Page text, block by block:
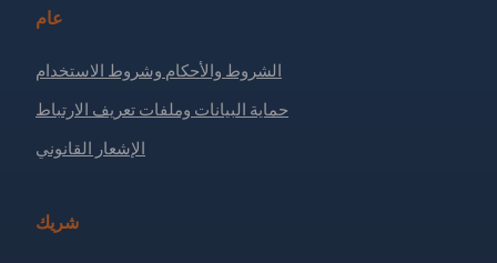
عام
الشروط والأحكام وشروط الاستخدام
حماية البيانات وملفات تعريف الارتباط
الإشعار القانوني
شريك